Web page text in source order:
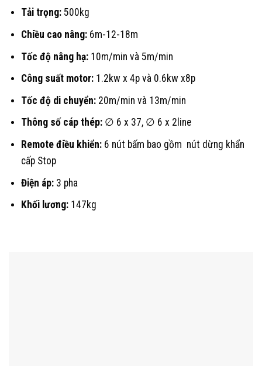
Tải trọng:500kg
Chiều cao nâng:6m-12-18m
Tốc độ nâng hạ:10m/min và 5m/min
Công suất motor:1.2kw x 4p và 0.6kw x8p
Tốc độ di chuyển:20m/min và 13m/min
Thông số cáp thép:∅ 6 x 37, ∅ 6 x 2line
Remote điều khiển:6 nút bấm bao gồm nút dừng khẩn
cấp Stop
Điện áp:3 pha
Khối lương:147kg